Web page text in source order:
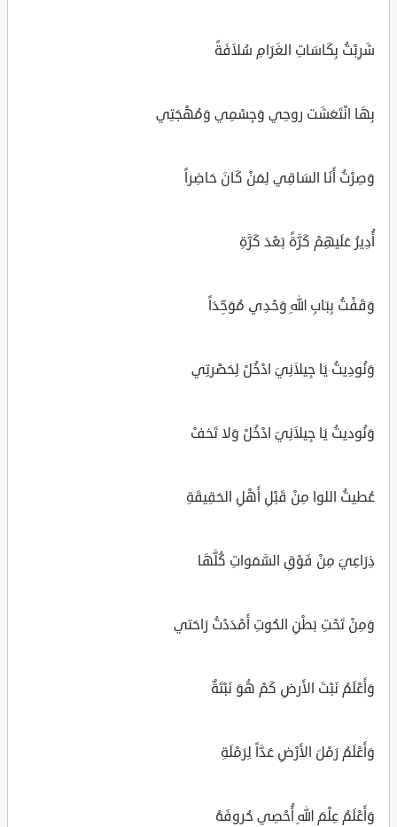
شَرِبْتُ بِكَاسَاتِ الغَرَامِ سُلاَفَةً
بِهَا انْتَعَشَت روحِي وَجِسْمِي وَمُهْجَتِي
وَصِرْتُ أَنَا السَاقِي لِمَنْ كَانَ حَاضِراً
أُدِيرُ عَلَيهِمْ كَرَّةً بَعْدَ كَرَّةِ
وَقَفْتُ بِبَابِ اللهِ وَحْدِي مُوَحِّدَاً
وَنُودِيتُ يَا جِيلاَنِيَ ادْخُلْ لِحَضْرتِي
وَنُوديتُ يَا جِيلاَنِيَ ادْخُلْ وَلا تَخفْ
عُطيتُ اللوا مِنْ قَبْلِ أَهْلِ الحَقِيقَةِ
ذِرَاعِيَ مِنْ فَوْقِ السَّمَواتِ كُلَّهَا
وَمِنْ تَحْتِ بَطْنِ الحُوتِ أَمْدَدْتُ رَاحَتي
وَأَعْلَمُ نَبْتَ الأَرضِ كَمْ هُوَ نَبْتَةٌ
وَأَعْلَمُ رَمْلَ الأَرْضِ عَدَّاً لِرَمْلَةِ
وَأَعْلَمُ عِلْمَ اللهِ أُحْصِي حُروفَهُ